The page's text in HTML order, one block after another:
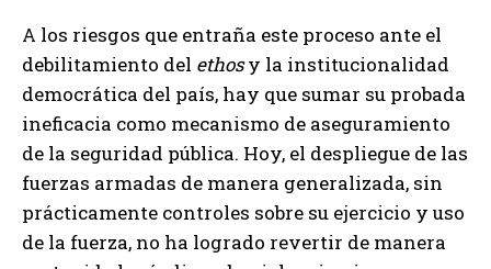
A los riesgos que entraña este proceso ante el
debilitamiento del ethosy la institucionalidad
democrática del país, hay que sumar su probada
ineficacia como mecanismo de aseguramiento
de la seguridad pública. Hoy, el despliegue de las
fuerzas armadas de manera generalizada, sin
prácticamente controles sobre su ejercicio y uso
de la fuerza, no ha logrado revertir de manera